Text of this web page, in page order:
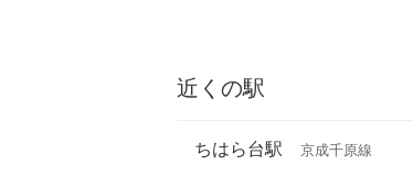
近くの駅
ちはら台駅 京成千原線